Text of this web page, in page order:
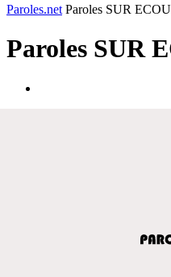
Paroles.net Paroles SUR
Paroles SUR